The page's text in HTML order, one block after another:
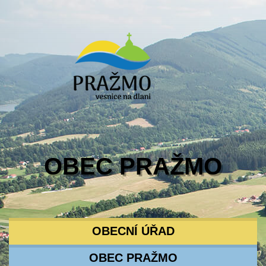
OBEC PRAŽMO
OBECNÍ ÚŘAD
OBEC PRAŽMO